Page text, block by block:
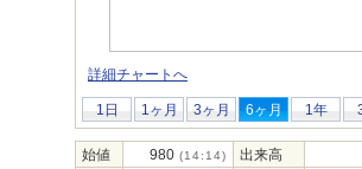
詳細チャートへ
1日 1ヶ月 3ヶ月 6ヶ月 1年
始値 980 (14:14)
出来高